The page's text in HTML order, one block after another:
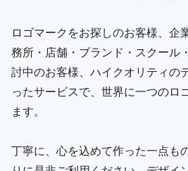
ロゴマークをお探しのお客様、企
務所・店舗・ブランド・スクール
討中のお客様、ハイクオリティの
ったサービスで、世界に一つのロ
ます。
丁寧に、心を込めて作った一点も